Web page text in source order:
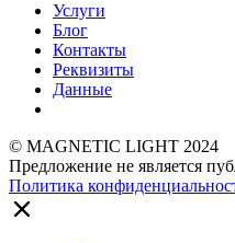
Услуги
Блог
Контакты
Реквизиты
Данные
© MAGNETIC LIGHT 2024
Предложение не является
Политика